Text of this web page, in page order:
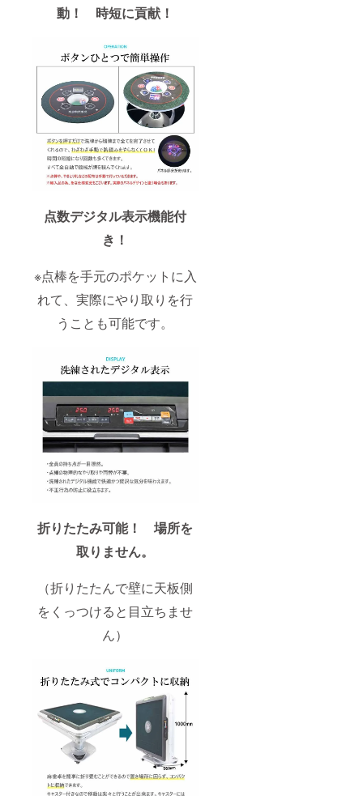
動！ 時短に貢献！
点数デジタル表示機能付
き！
※点棒を手元のポケットに入
れて、実際にやり取りを行
うことも可能です。
折りたたみ可能！ 場所を
取りません。
（折りたたんで壁に天板側
をくっつけると目立ちませ
ん）